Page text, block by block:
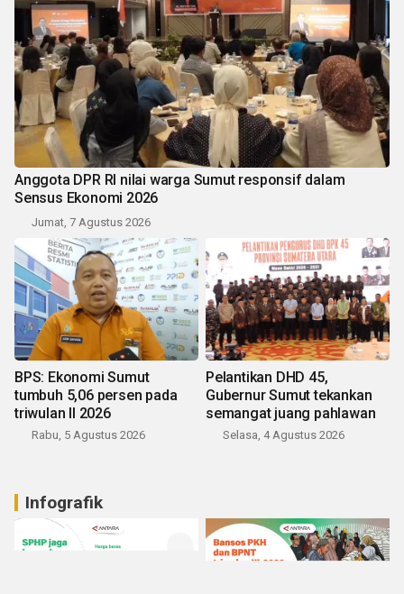
Anggota DPR RI nilai warga Sumut responsif dalam
Sensus Ekonomi 2026
Jumat, 7 Agustus 2026
BPS: Ekonomi Sumut
tumbuh 5,06 persen pada
triwulan II 2026
Rabu, 5 Agustus 2026
Pelantikan DHD 45,
Gubernur Sumut tekankan
semangat juang pahlawan
Selasa, 4 Agustus 2026
Infografik